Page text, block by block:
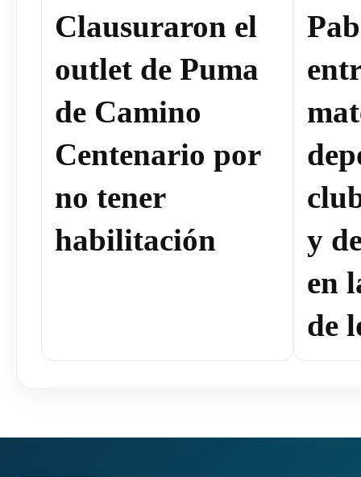
Clausuraron el
outlet de Puma
de Camino
Centenario por
no tener
habilitación
y
en
de